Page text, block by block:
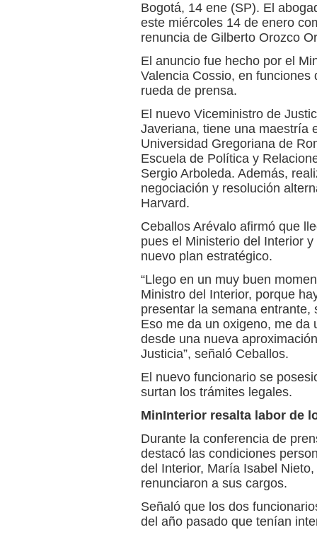
Bogotá, 14 ene (SP). El
este miércoles 14 de enero
renuncia de Gilberto Orozco
El anuncio fue hecho por el
Valencia Cossio, en
rueda de prensa.
El nuevo Viceministro de
Javeriana, tiene una maestría
Universidad Gregoriana de
Escuela de Política y
Sergio Arboleda. Además,
negociación y resolución
Harvard.
Ceballos Arévalo afirmó que
pues el Ministerio del Interior
nuevo plan estratégico.
“Llego en un muy buen
Ministro del Interior, porque
presentar la semana
Eso me da un oxigeno, me da
desde una nueva
Justicia”, señaló Ceballos.
El nuevo funcionario se
surtan los trámites legales.
MinInterior resalta labor de
Durante la conferencia de
destacó las condiciones
del Interior, María Isabel
renunciaron a sus cargos.
Señaló que los dos
del año pasado que tenían